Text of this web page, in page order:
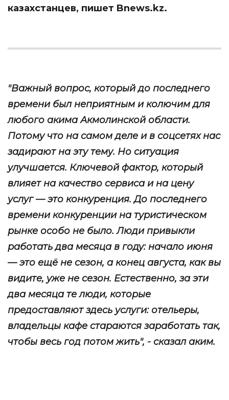
казахстанцев, пишет Bnews.kz.
"Важный вопрос, который до последнего
времени был неприятным и колючим для
любого акима Акмолинской области.
Потому что на самом деле и в соцсетях нас
задирают на эту тему. Но ситуация
улучшается. Ключевой фактор, который
влияет на качество сервиса и на цену
услуг — это конкуренция. До последнего
времени конкуренции на туристическом
рынке особо не было. Люди привыкли
работать два месяца в году: начало июня
— это ещё не сезон, а конец августа, как вы
видите, уже не сезон. Естественно, за эти
два месяца те люди, которые
предоставляют здесь услуги: отельеры,
владельцы кафе стараются заработать так,
чтобы весь год потом жить", - сказал аким.